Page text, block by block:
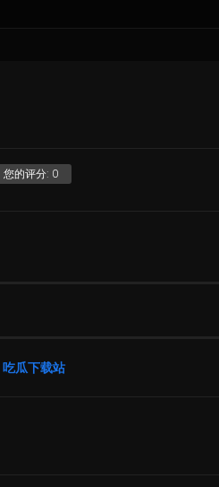
您的评分: 0
吃瓜下载站